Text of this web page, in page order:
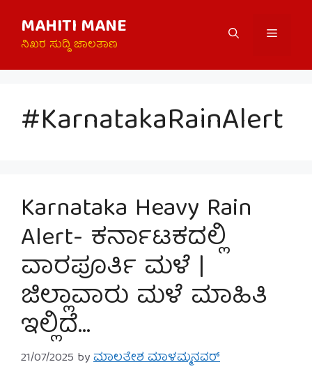
content
MAHITI MANE
ನಿಖರ ಸುದ್ದಿ ಜಾಲತಾಣ
Menu
#KarnatakaRainAlert
Karnataka Heavy Rain
Alert- ಕರ್ನಾಟಕದಲ್ಲಿ
ವಾರಪೂರ್ತಿ ಮಳೆ |
ಜಿಲ್ಲಾವಾರು ಮಳೆ ಮಾಹಿತಿ
ಇಲ್ಲಿದೆ…
21/07/2025 byಮಾಲತೇಶ ಮಾಳಮ್ಮನವರ್